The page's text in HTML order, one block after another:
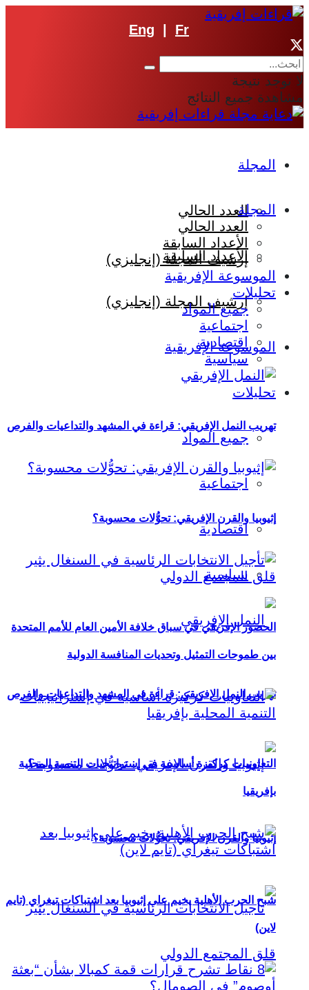
Eng Fr
لا توجد نتيجة
مشاهدة جميع النتائج
المجلة
العدد الحالي
الأعداد السابقة
إرشيف المجلة (إنجليزي)
الموسوعة الإفريقية
تحليلات
جميع المواد
اجتماعية
اقتصادية
سياسية
تهريب النمل الإفريقي: قراءة في المشهد والتداعيات والفرص
إثيوبيا والقرن الإفريقي: تحوُّلات محسوبة؟
المجلة
العدد الحالي
الأعداد السابقة
إرشيف المجلة (إنجليزي)
الموسوعة الإفريقية
تحليلات
جميع المواد
اجتماعية
اقتصادية
سياسية
تهريب النمل الإفريقي: قراءة في المشهد والتداعيات والفرص
إثيوبيا والقرن الإفريقي: تحوُّلات محسوبة؟
الحضور الإفريقي في سباق خلافة الأمين العام للأمم المتحدة
بين طموحات التمثيل وتحديات المنافسة الدولية
التعاونيات كركيزة أساسية في إستراتيجيات التنمية المحلية
بإفريقيا
شبح الحرب الأهلية يخيم على إثيوبيا بعد اشتباكات تيغراي (تايم
لاين)